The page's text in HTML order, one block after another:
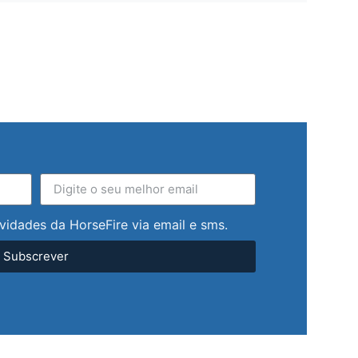
da HorseFire via email e sms.
Subscrever